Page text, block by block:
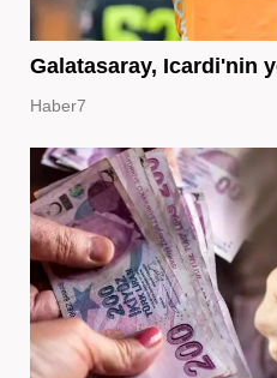
Galatasaray, Icardi'nin
Haber7